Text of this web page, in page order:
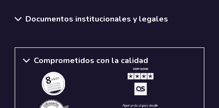
Documentos institucionales y legales
Comprometidos con la calidad